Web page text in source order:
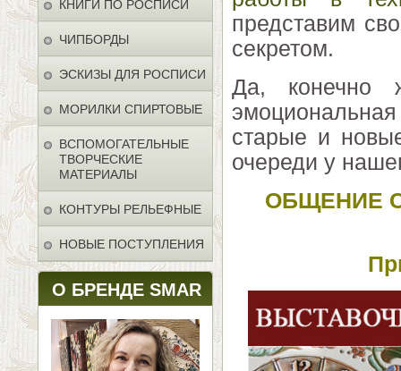
КНИГИ ПО РОСПИСИ
ЧИПБОРДЫ
ЭСКИЗЫ ДЛЯ РОСПИСИ
МОРИЛКИ СПИРТОВЫЕ
ВСПОМОГАТЕЛЬНЫЕ
ТВОРЧЕСКИЕ
МАТЕРИАЛЫ
КОНТУРЫ РЕЛЬЕФНЫЕ
НОВЫЕ ПОСТУПЛЕНИЯ
О БРЕНДЕ SMAR
представим
секретом.
Да, конечно
старые и
очереди у
ОБЩЕНИЕ